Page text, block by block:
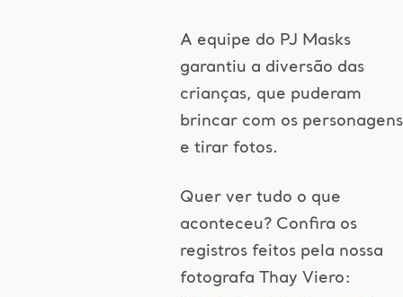
A equipe do PJ Masks
garantiu a diversão das
crianças, que puderam
brincar com os personagens
e tirar fotos.
Quer ver tudo o que
aconteceu? Confira os
registros feitos pela nossa
fotografa Thay Viero: